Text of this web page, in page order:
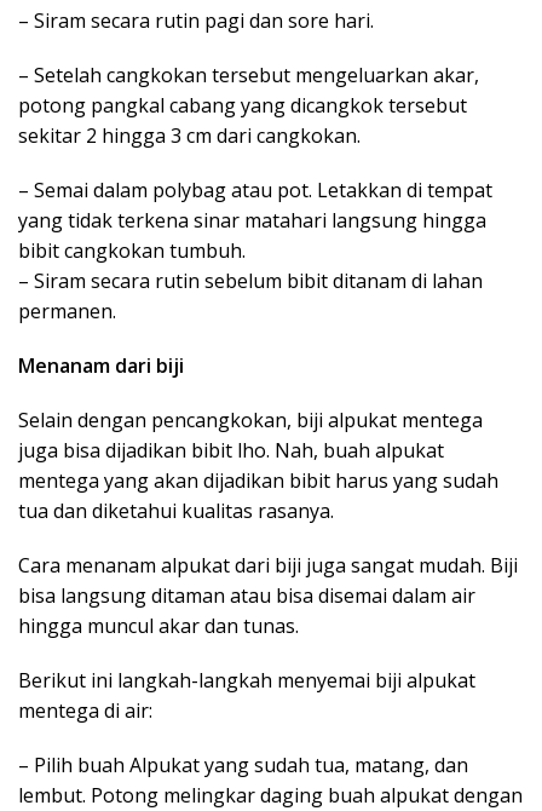
– Siram secara rutin pagi dan sore hari.
– Setelah cangkokan tersebut mengeluarkan akar,
potong pangkal cabang yang dicangkok tersebut
sekitar 2 hingga 3 cm dari cangkokan.
– Semai dalam polybag atau pot. Letakkan di tempat
yang tidak terkena sinar matahari langsung hingga
bibit cangkokan tumbuh.
– Siram secara rutin sebelum bibit ditanam di lahan
permanen.
Menanam dari biji
Selain dengan pencangkokan, biji alpukat mentega
juga bisa dijadikan bibit lho. Nah, buah alpukat
mentega yang akan dijadikan bibit harus yang sudah
tua dan diketahui kualitas rasanya.
Cara menanam alpukat dari biji juga sangat mudah. Biji
bisa langsung ditaman atau bisa disemai dalam air
hingga muncul akar dan tunas.
Berikut ini langkah-langkah menyemai biji alpukat
mentega di air:
– Pilih buah Alpukat yang sudah tua, matang, dan
lembut. Potong melingkar daging buah alpukat dengan